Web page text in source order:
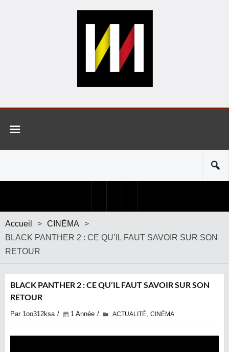
Accueil > CINÉMA
>
BLACK PANTHER 2 : CE QU’IL FAUT SAVOIR SUR SON
RETOUR
BLACK PANTHER 2 : CE QU’IL FAUT SAVOIR SUR SON
RETOUR
Par 1oo312ksa 1 Année ACTUALITÉ, CINÉMA